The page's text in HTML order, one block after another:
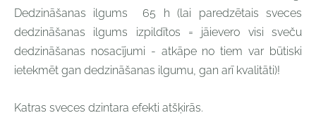
Dedzināšanas ilgums 65 h(lai paredzētais sveces
dedzināšanas ilgums izpildītos = jāievero visi sveču
dedzināšanas nosacījumi - atkāpe no tiem var būtiski
ietekmēt gan dedzināšanas ilgumu, gan arī kvalitāti)!
Katras sveces dzintara efekti atšķirās.